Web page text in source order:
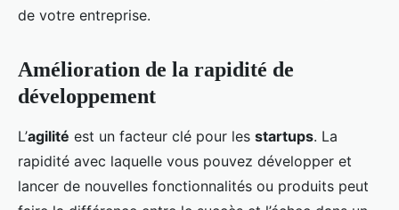
de votre entreprise.
Amélioration de la rapidité de
développement
L’agilité est un facteur clé pour les startups. La
rapidité avec laquelle vous pouvez développer et
lancer de nouvelles fonctionnalités ou produits peut